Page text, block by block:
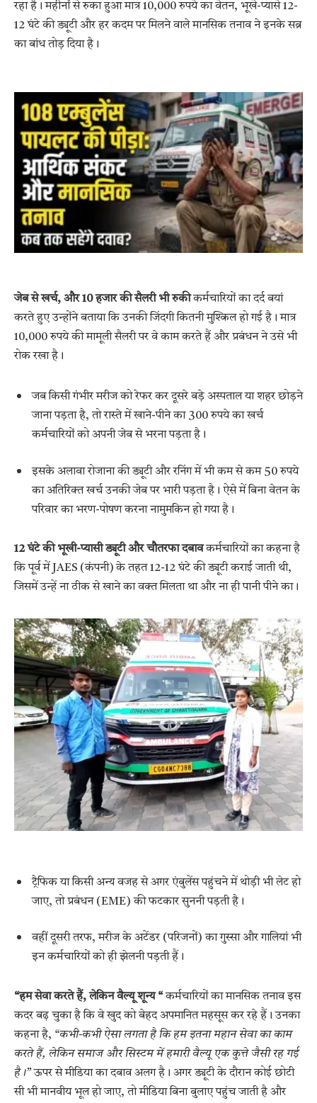
रहा है। महीनों से रुका हुआ मात्र 10,000 रुपये का वेतन, भूखे-प्यासे 12-
12 घंटे की ड्यूटी और हर कदम पर मिलने वाले मानसिक तनाव ने इनके सब्र
का बांध तोड़ दिया है।
जेब से खर्च, और 10 हजार की सैलरी भी रुकीकर्मचारियों का दर्द बयां
करते हुए उन्होंने बताया कि उनकी जिंदगी कितनी मुश्किल हो गई है। मात्र
10,000 रुपये की मामूली सैलरी पर वे काम करते हैं और प्रबंधन ने उसे भी
रोक रखा है।
जब किसी गंभीर मरीज को रेफर कर दूसरे बड़े अस्पताल या शहर छोड़ने
जाना पड़ता है, तो रास्ते में खाने-पीने का 300 रुपये का खर्च
कर्मचारियों को अपनी जेब से भरना पड़ता है।
इसके अलावा रोजाना की ड्यूटी और रनिंग में भी कम से कम 50 रुपये
का अतिरिक्त खर्च उनकी जेब पर भारी पड़ता है। ऐसे में बिना वेतन के
परिवार का भरण-पोषण करना नामुमकिन हो गया है।
12 घंटे की भूखी-प्यासी ड्यूटी और चौतरफा दबावकर्मचारियों का कहना है
कि पूर्व में JAES (कंपनी) के तहत 12-12 घंटे की ड्यूटी कराई जाती थी,
जिसमें उन्हें ना ठीक से खाने का वक्त मिलता था और ना ही पानी पीने का।
ट्रैफिक या किसी अन्य वजह से अगर एंबुलेंस पहुंचने में थोड़ी भी लेट हो
जाए, तो प्रबंधन (EME) की फटकार सुननी पड़ती है।
वहीं दूसरी तरफ, मरीज के अटेंडर (परिजनों) का गुस्सा और गालियां भी
इन कर्मचारियों को ही झेलनी पड़ती हैं।
“हम सेवा करते हैं, लेकिन वैल्यू शून्य “कर्मचारियों का मानसिक तनाव इस
कदर बढ़ चुका है कि वे खुद को बेहद अपमानित महसूस कर रहे हैं। उनका
कहना है, “कभी-कभी ऐसा लगता है कि हम इतना महान सेवा का काम
करते हैं, लेकिन समाज और सिस्टम में हमारी वैल्यू एक कुत्ते जैसी रह गई
है।”ऊपर से मीडिया का दबाव अलग है। अगर ड्यूटी के दौरान कोई छोटी
सी भी मानवीय भूल हो जाए, तो मीडिया बिना बुलाए पहुंच जाती है और